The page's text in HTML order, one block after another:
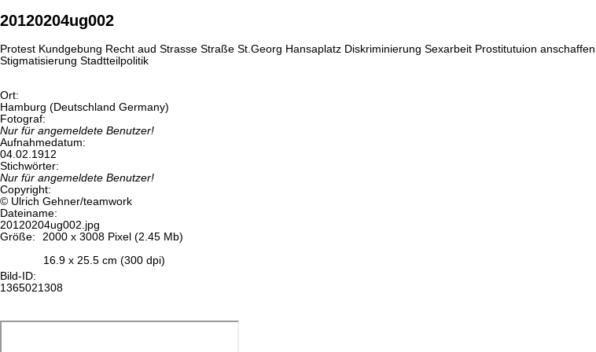
20120204ug002
Protest Kundgebung Recht aud Strasse Straße St.Georg Hansaplatz Diskriminierung Sexarbeit Prostitutuion
Stigmatisierung Stadtteilpolitik
Ort:
Hamburg (Deutschland Germany)
Fotograf:
Nur für angemeldete Benutzer!
Aufnahmedatum:
04.02.1912
Stichwörter:
Nur für angemeldete Benutzer!
Copyright:
© Ulrich Gehner/teamwork
Dateiname:
20120204ug002.jpg
Größe:
2000 x 3008 Pixel (2.45 Mb)
16.9 x 25.5 cm (300 dpi)
Bild-ID:
1365021308